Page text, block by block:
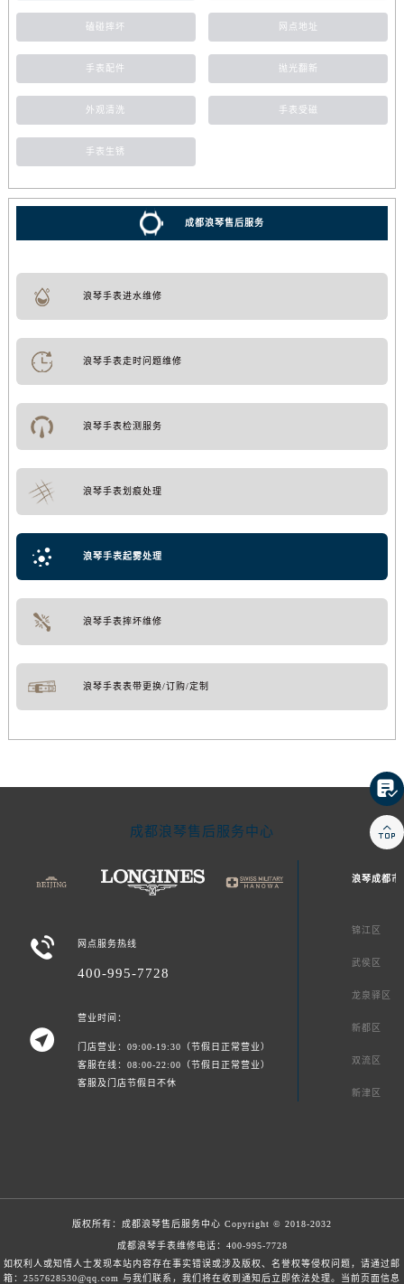
磕碰摔坏 网点地址
手表配件 抛光翻新
外观清洗 手表受磁
手表生锈
成都浪琴售后服务
浪琴手表进水维修
浪琴手表走时问题维修
浪琴手表检测服务
浪琴手表划痕处理
浪琴手表起雾处理
浪琴手表摔坏维修
浪琴手表表带更换/订购/定制
成都浪琴售后服务中心
 网点服务热线
400-995-7728

营业时间：
门店营业：09:00-19:30（节假日正常营业）
客服在线：08:00-22:00（节假日正常营业）
客服及门店节假日不休
浪琴成都市
锦江区
武侯区
龙泉驿区
新都区
双流区
新津区
版权所有： 成都浪琴售后服务中心 Copyright © 2018-2032
成都浪琴手表维修电话： 400-995-7728
如权利人或知情人士发现本站内容存在事实错误或涉及版权、名誉权等侵权问题，请通过邮
箱：2557628530@qq.com 与我们联系，我们将在收到通知后立即依法处理。当前页面信息

